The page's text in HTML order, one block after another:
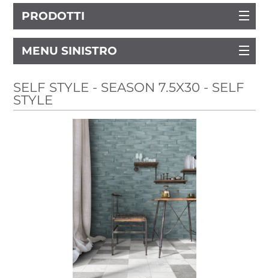
PRODOTTI
MENU SINISTRO
SELF STYLE - SEASON 7.5X30 - SELF
STYLE